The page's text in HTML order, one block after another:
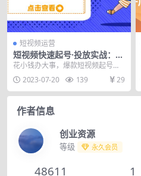
短视频运营
短视频快速起号·投放实战：7-
15天涨精准粉1w+，告别无效
花小钱办大事，爆款短视频起号逻
辑 课程目录： 01.1：基础篇-以结
果为导向做账...
2023-07-20 139 29
作者信息
创业资源
等级 永久会员
48611 1